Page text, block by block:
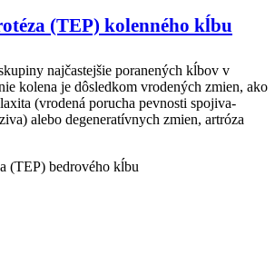
(TEP) kolenného kĺbu
najčastejšie poranených kĺbov v
kolena je dôsledkom vrodených zmien, ako
(vrodená porucha pevnosti spojiva-
alebo degeneratívnych zmien, artróza